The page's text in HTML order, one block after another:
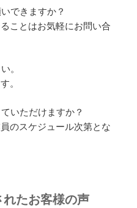
できますか？
ことはお気軽にお問い合
。
。
いただけますか？
のスケジュール次第とな
たお客様の声